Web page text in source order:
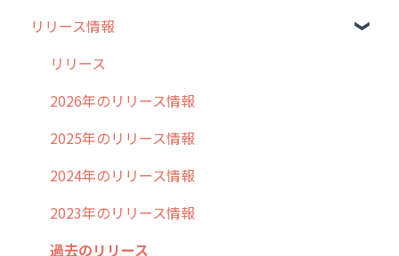
外廻り営業
清掃
不動産
過去の重要なお知らせ
障害情報
リリース情報
リリース
2026年のリリース情報
2025年のリリース情報
2024年のリリース情報
2023年のリリース情報
過去のリリース